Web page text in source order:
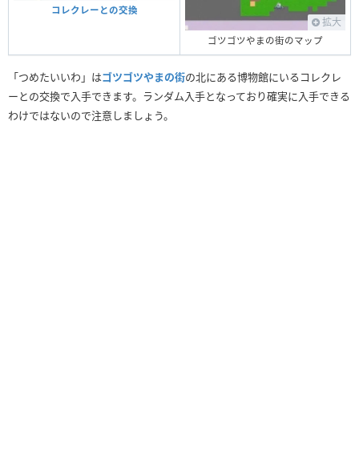
コレクレーとの交換
拡大
ゴツゴツやまの街のマップ
「つめたいいわ」はゴツゴツやまの街の北にある博物館にいるコレクレ
ーとの交換で入手できます。ランダム入手となっており確実に入手できる
わけではないので注意しましょう。